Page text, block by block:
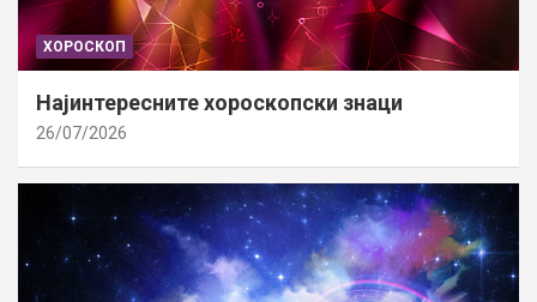
ХОРОСКОП
Најинтересните хороскопски знаци
26/07/2026